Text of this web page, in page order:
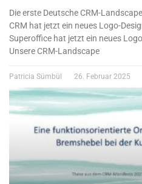
Die erste Deutsche CRM-
CRM hat jetzt ein neues Logo-
Superoffice hat jetzt ein neues
Unsere CRM-Landscape
Patricia Sümbül 26. Februar 2025